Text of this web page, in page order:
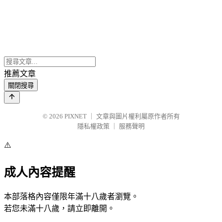
推薦文章
關閉搜尋
© 2026 PIXNET
文章與圖片權利屬原作者所有
隱私權政策
服務聲明
⚠️
成人內容提醒
本部落格內容僅限年滿十八歲者瀏覽。
若您未滿十八歲，請立即離開。